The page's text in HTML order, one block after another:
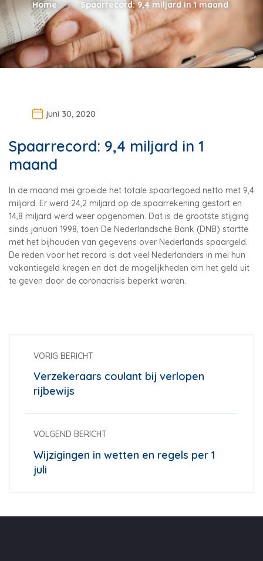
Home Spaarrecord: 9,4 miljard in 1 maand
juni 30, 2020
Spaarrecord: 9,4 miljard in 1
maand
In de maand mei groeide het totale spaartegoed netto met 9,4
miljard. Er werd 24,2 miljard op de spaarrekening gestort en
14,8 miljard werd weer opgenomen. Dat is de grootste stijging
sinds januari 1998, toen De Nederlandsche Bank (DNB) startte
met het bijhouden van gegevens over Nederlands spaargeld.
De reden voor het record is dat veel Nederlanders in mei hun
vakantiegeld kregen en dat de mogelijkheden om het geld uit
te geven door de coronacrisis beperkt waren.
VORIG BERICHT
Verzekeraars coulant bij verlopen
rijbewijs
VOLGEND BERICHT
Wijzigingen in wetten en regels per 1
juli